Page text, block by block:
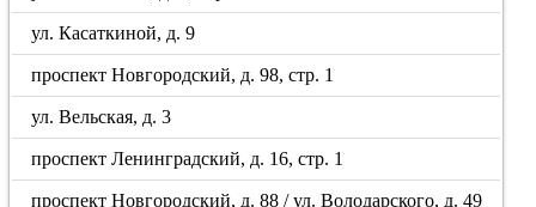
ул. Касаткиной, д. 9
проспект Новгородский, д. 98, стр. 1
ул. Вельская, д. 3
проспект Ленинградский, д. 16, стр. 1
проспект Новгородский, д. 88 / ул. Володарского, д. 49